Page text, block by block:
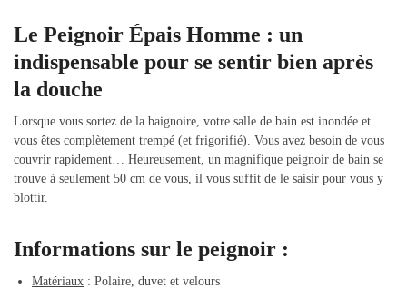
Le Peignoir Épais Homme : un
indispensable pour se sentir bien après
la douche
Lorsque vous sortez de la baignoire, votre salle de bain est inondée et
vous êtes complètement trempé (et frigorifié). Vous avez besoin de vous
couvrir rapidement… Heureusement, un magnifique peignoir de bain se
trouve à seulement 50 cm de vous, il vous suffit de le saisir pour vous y
blottir.
Informations sur le peignoir :
Matériaux : Polaire, duvet et velours